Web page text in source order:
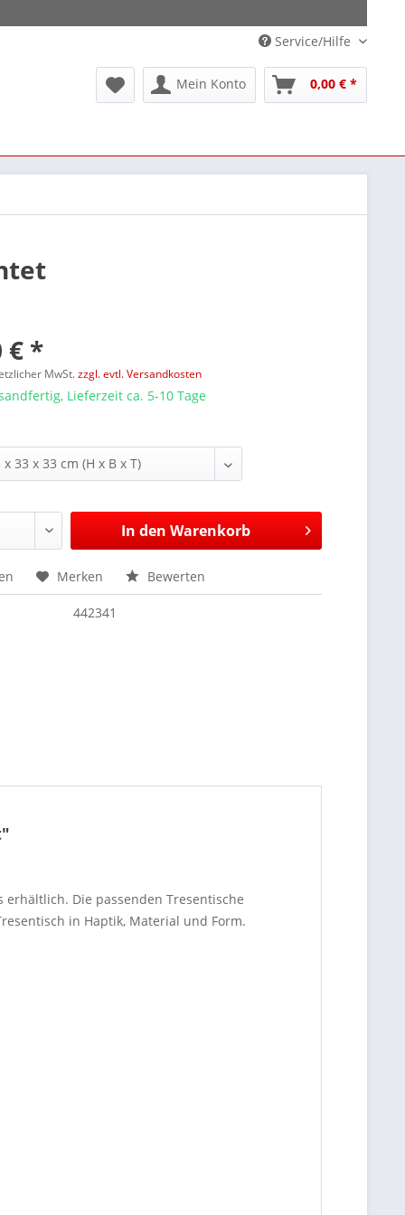
Service/Hilfe
Mein Konto 0,00 € *
€ *
MwSt.zzgl. evtl. Versandkosten
Lieferzeit ca. 5-10 Tage
In den Warenkorb
Merken Bewerten
442341
Die passenden Tresentische
in Haptik, Material und Form.